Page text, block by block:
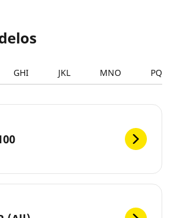
GHI JKL MNO PQRS